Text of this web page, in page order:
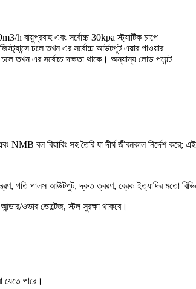
বায়ুপ্রবাহ এবং সর্বোচ্চ 30kpa স্ট্যাটিক চাপে
চলে তখন এর সর্বোচ্চ আউটপুট এয়ার পাওয়ার
তখন এর সর্বোচ্চ দক্ষতা থাকে। অন্যান্য লোড পয়েন্ট
বল বিয়ারিং সহ তৈরি যা দীর্ঘ জীবনকাল নির্দেশ করে;
গতি পালস আউটপুট, দ্রুত ত্বরণ, ব্রেক ইত্যাদির মতো
আন্ডার/ওভার ভোল্টেজ, স্টল সুরক্ষা থাকবে।
যেতে পারে।